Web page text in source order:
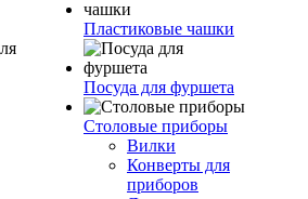
Пластиковые чашки
Посуда для фуршета
Столовые приборы
Вилки
Конверты для
приборов